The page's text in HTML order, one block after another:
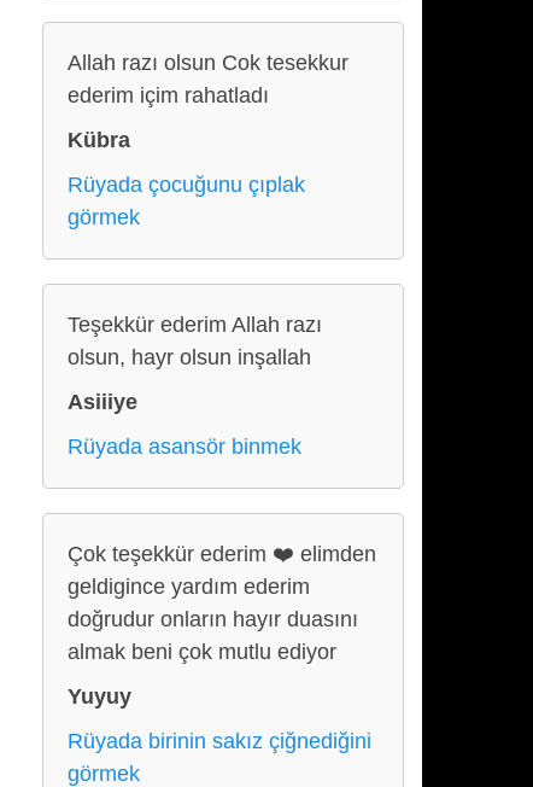
Allah razı olsun Cok tesekkur
ederim içim rahatladı
Kübra
Rüyada çocuğunu çıplak
görmek
Teşekkür ederim Allah razı
olsun, hayr olsun inşallah
Asiiiye
Rüyada asansör binmek
Çok teşekkür ederim ❤️ elimden
geldigince yardım ederim
doğrudur onların hayır duasını
almak beni çok mutlu ediyor
Yuyuy
Rüyada birinin sakız çiğnediğini
görmek